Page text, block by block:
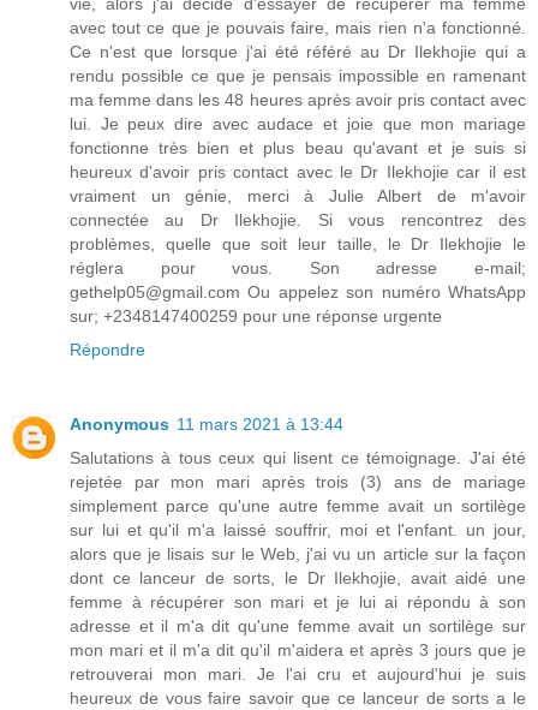
avec tout ce que je pouvais faire, mais rien n'a fonctionné.
Ce n'est que lorsque j'ai été référé au Dr Ilekhojie qui a
rendu possible ce que je pensais impossible en ramenant
ma femme dans les 48 heures après avoir pris contact avec
lui. Je peux dire avec audace et joie que mon mariage
fonctionne très bien et plus beau qu'avant et je suis si
heureux d'avoir pris contact avec le Dr Ilekhojie car il est
vraiment un génie, merci à Julie Albert de m'avoir
connectée au Dr Ilekhojie. Si vous rencontrez des
problèmes, quelle que soit leur taille, le Dr Ilekhojie le
réglera pour vous. Son adresse e-mail;
gethelp05@gmail.com Ou appelez son numéro WhatsApp
sur; +2348147400259 pour une réponse urgente
Répondre
Anonymous 11 mars 2021 à 13:44
Salutations à tous ceux qui lisent ce témoignage. J'ai été
rejetée par mon mari après trois (3) ans de mariage
simplement parce qu'une autre femme avait un sortilège
sur lui et qu'il m'a laissé souffrir, moi et l'enfant. un jour,
alors que je lisais sur le Web, j'ai vu un article sur la façon
dont ce lanceur de sorts, le Dr Ilekhojie, avait aidé une
femme à récupérer son mari et je lui ai répondu à son
adresse et il m'a dit qu'une femme avait un sortilège sur
mon mari et il m'a dit qu'il m'aidera et après 3 jours que je
retrouverai mon mari. Je l'ai cru et aujourd'hui je suis
heureux de vous faire savoir que ce lanceur de sorts a le